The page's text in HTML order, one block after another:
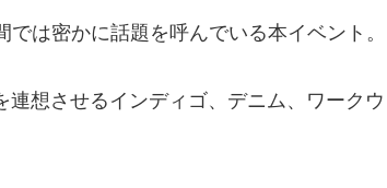
は密かに話題を呼んでいる本イベント。
連想させるインディゴ、デニム、ワークウ